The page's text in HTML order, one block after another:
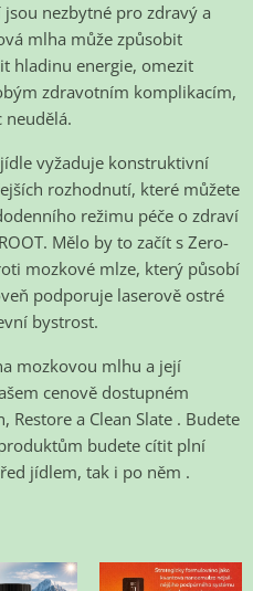
nezbytné pro zdravý a
mlha může způsobit
hladinu energie, omezit
zdravotním komplikacím,
neudělá.
vyžaduje konstruktivní
rozhodnutí, které můžete
režimu péče o zdraví
Mělo by to začít sZero-
mozkové mlze, který působí
podporuje laserově ostré
bystrost.
mozkovou mlhu a její
cenově dostupném
Restore a Clean Slate . Budete
budete cítit plní
jídlem, tak i po něm .